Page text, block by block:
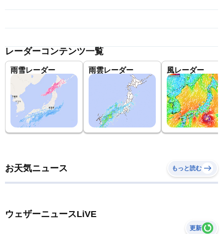
レーダーコンテンツ一覧
雨雪レーダー 雨雲レーダー 風レーダー
お天気ニュース もっと読む
ウェザーニュースLiVE
更新